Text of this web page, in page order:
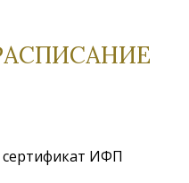
сертификат ИФП